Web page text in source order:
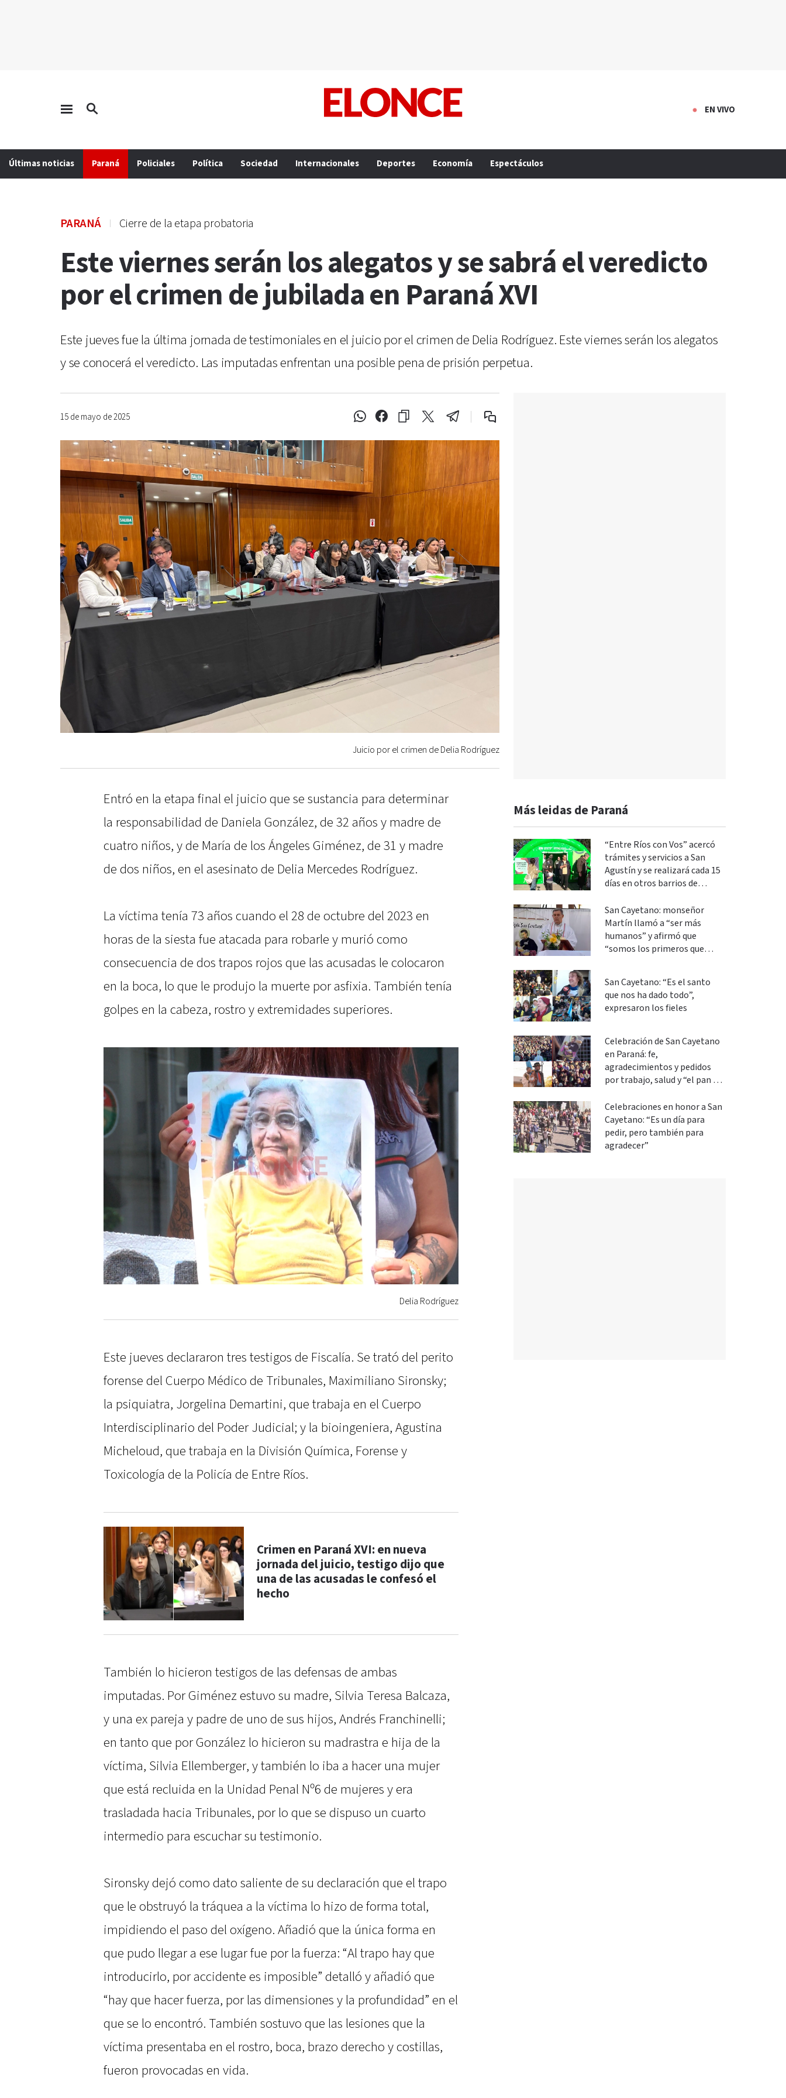
EN VIVO
Últimas noticias Paraná Policiales Política Sociedad Internacionales Deportes Economía Espectáculos
PARANÁ Cierre de la etapa probatoria
Este viernes serán los alegatos y se sabrá el veredicto
por el crimen de jubilada en Paraná XVI
Este jueves fue la última jornada de testimoniales en el juicio por el crimen de Delia Rodríguez. Este viernes serán los alegatos
y se conocerá el veredicto. Las imputadas enfrentan una posible pena de prisión perpetua.
15 de mayo de 2025
Juicio por el crimen de Delia Rodríguez
Entró en la etapa final el juicio que se sustancia para determinar
la responsabilidad de Daniela González, de 32 años y madre de
cuatro niños, y de María de los Ángeles Giménez, de 31 y madre
de dos niños, en el asesinato de Delia Mercedes Rodríguez.
La víctima tenía 73 años cuando el 28 de octubre del 2023 en
horas de la siesta fue atacada para robarle y murió como
consecuencia de dos trapos rojos que las acusadas le colocaron
en la boca, lo que le produjo la muerte por asfixia. También tenía
golpes en la cabeza, rostro y extremidades superiores.
Delia Rodríguez
Este jueves declararon tres testigos de Fiscalía. Se trató del perito
forense del Cuerpo Médico de Tribunales, Maximiliano Sironsky;
la psiquiatra, Jorgelina Demartini, que trabaja en el Cuerpo
Interdisciplinario del Poder Judicial; y la bioingeniera, Agustina
Micheloud, que trabaja en la División Química, Forense y
Toxicología de la Policía de Entre Ríos.
Crimen en Paraná XVI: en nueva
jornada del juicio, testigo dijo que
una de las acusadas le confesó el
hecho
También lo hicieron testigos de las defensas de ambas
imputadas. Por Giménez estuvo su madre, Silvia Teresa Balcaza,
y una ex pareja y padre de uno de sus hijos, Andrés Franchinelli;
en tanto que por González lo hicieron su madrastra e hija de la
víctima, Silvia Ellemberger, y también lo iba a hacer una mujer
que está recluida en la Unidad Penal Nº6 de mujeres y era
trasladada hacia Tribunales, por lo que se dispuso un cuarto
intermedio para escuchar su testimonio.
Sironsky dejó como dato saliente de su declaración que el trapo
que le obstruyó la tráquea a la víctima lo hizo de forma total,
impidiendo el paso del oxígeno. Añadió que la única forma en
que pudo llegar a ese lugar fue por la fuerza: “Al trapo hay que
introducirlo, por accidente es imposible” detalló y añadió que
“hay que hacer fuerza, por las dimensiones y la profundidad” en el
que se lo encontró. También sostuvo que las lesiones que la
víctima presentaba en el rostro, boca, brazo derecho y costillas,
fueron provocadas en vida.
Más leidas de Paraná
“Entre Ríos con Vos” acercó
trámites y servicios a San
Agustín y se realizará cada 15
días en otros barrios de
San Cayetano: monseñor
Martín llamó a “ser más
humanos” y afirmó que
“somos los primeros que
San Cayetano: “Es el santo
que nos ha dado todo”,
expresaron los fieles
Celebración de San Cayetano
en Paraná: fe,
agradecimientos y pedidos
por trabajo, salud y “el pan de
Celebraciones en honor a San
Cayetano: “Es un día para
pedir, pero también para
agradecer”